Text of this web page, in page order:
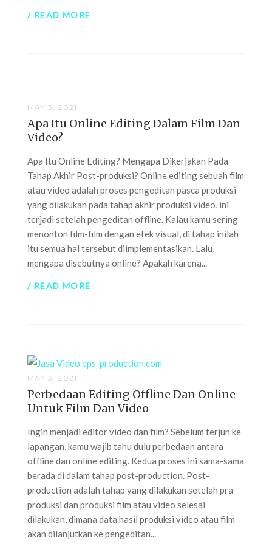
/ READ MORE
MAY 3, 2021
Apa Itu Online Editing Dalam Film Dan
Video?
Apa Itu Online Editing? Mengapa Dikerjakan Pada
Tahap Akhir Post-produksi? Online editing sebuah film
atau video adalah proses pengeditan pasca produksi
yang dilakukan pada tahap akhir produksi video, ini
terjadi setelah pengeditan offline. Kalau kamu sering
menonton film-film dengan efek visual, di tahap inilah
itu semua hal tersebut diimplementasikan. Lalu,
mengapa disebutnya online? Apakah karena...
/ READ MORE
MAY 3, 2021
Perbedaan Editing Offline Dan Online
Untuk Film Dan Video
Ingin menjadi editor video dan film? Sebelum terjun ke
lapangan, kamu wajib tahu dulu perbedaan antara
offline dan online editing. Kedua proses ini sama-sama
berada di dalam tahap post-production. Post-
production adalah tahap yang dilakukan setelah pra
produksi dan produksi film atau video selesai
dilakukan, dimana data hasil produksi video atau film
akan dilanjutkan ke pengeditan...